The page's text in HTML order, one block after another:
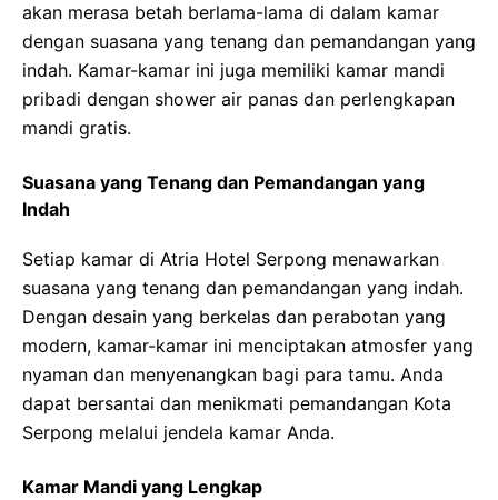
akan merasa betah berlama-lama di dalam kamar
dengan suasana yang tenang dan pemandangan yang
indah. Kamar-kamar ini juga memiliki kamar mandi
pribadi dengan shower air panas dan perlengkapan
mandi gratis.
Suasana yang Tenang dan Pemandangan yang
Indah
Setiap kamar di Atria Hotel Serpong menawarkan
suasana yang tenang dan pemandangan yang indah.
Dengan desain yang berkelas dan perabotan yang
modern, kamar-kamar ini menciptakan atmosfer yang
nyaman dan menyenangkan bagi para tamu. Anda
dapat bersantai dan menikmati pemandangan Kota
Serpong melalui jendela kamar Anda.
Kamar Mandi yang Lengkap